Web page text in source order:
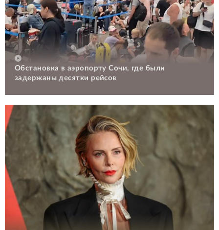
Обстановка в аэропорту Сочи, где были
задержаны десятки рейсов